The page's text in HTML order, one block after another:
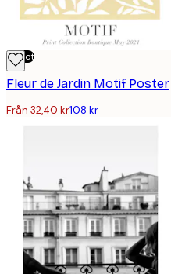
Outlet
Fleur de Jardin Motif Poster
Från 32,40 kr108 kr